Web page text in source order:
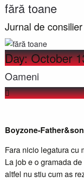
fără toane
Jurnal de
Day:October
Oameni
Boyzone-Father&son
Fara nicio legatura cu
La job e o gramada
altfel nu stiu cum as